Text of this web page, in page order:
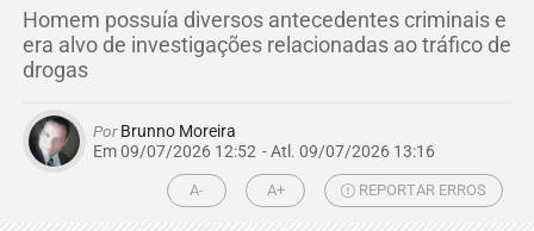
Homem possuía diversos antecedentes criminais e
era alvo de investigações relacionadas ao tráfico de
drogas
PorBrunno Moreira
Em 09/07/2026 12:52 - Atl. 09/07/2026 13:16
A- A+ REPORTAR ERROS